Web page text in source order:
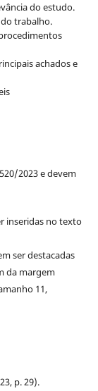
do estudo.
trabalho.
achados e
2023 e devem
inseridas no texto
ser destacadas
da margem
11,
p. 29).